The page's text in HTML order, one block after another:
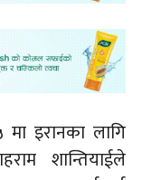
मा इरानका लागि
शान्तियाईले